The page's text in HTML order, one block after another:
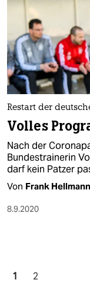
Restart der
Volles
Nach der
Bundestrainerin
darf kein Patzer
Von Frank Hellmann
8.9.2020
1 2